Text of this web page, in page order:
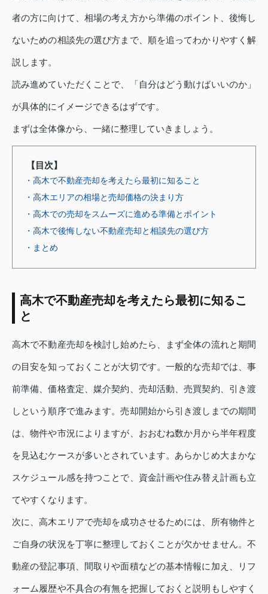
者の方に向けて、相場の考え方から準備のポイント、後悔し
ないための相談先の選び方まで、順を追ってわかりやすく解
説します。
読み進めていただくことで、「自分はどう動けばいいのか」
が具体的にイメージできるはずです。
まずは全体像から、一緒に整理していきましょう。
【目次】
・高木で不動産売却を考えたら最初に知ること
・高木エリアの相場と売却価格の決まり方
・高木での売却をスムーズに進める準備とポイント
・高木で後悔しない不動産売却と相談先の選び方
・まとめ
高木で不動産売却を考えたら最初に知るこ
と
高木で不動産売却を検討し始めたら、まず全体の流れと期間
の目安を知っておくことが大切です。一般的な売却では、事
前準備、価格査定、媒介契約、売却活動、売買契約、引き渡
しという順序で進みます。売却開始から引き渡しまでの期間
は、物件や市況によりますが、おおむね数か月から半年程度
を見込むケースが多いとされています。あらかじめ大まかな
スケジュール感を持つことで、資金計画や住み替え計画も立
てやすくなります。
次に、高木エリアで売却を成功させるためには、所有物件と
ご自身の状況を丁寧に整理しておくことが欠かせません。不
動産の登記事項、間取りや面積などの基本情報に加え、リフ
ォーム履歴や不具合の有無を把握しておくと説明もしやすく